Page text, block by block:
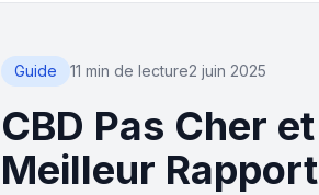
Guide 11 min de lecture2 juin 2025
CBD Pas Cher
Meilleur